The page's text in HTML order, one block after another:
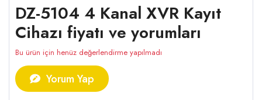
DZ-5104 4 Kanal XVR Kayıt
Cihazı fiyatı ve yorumları
Bu ürün için henüz değerlendirme yapılmadı
Yorum Yap